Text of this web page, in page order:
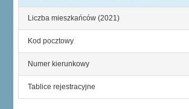
Liczba mieszkańców (2021)
Kod pocztowy
Numer kierunkowy
Tablice rejestracyjne